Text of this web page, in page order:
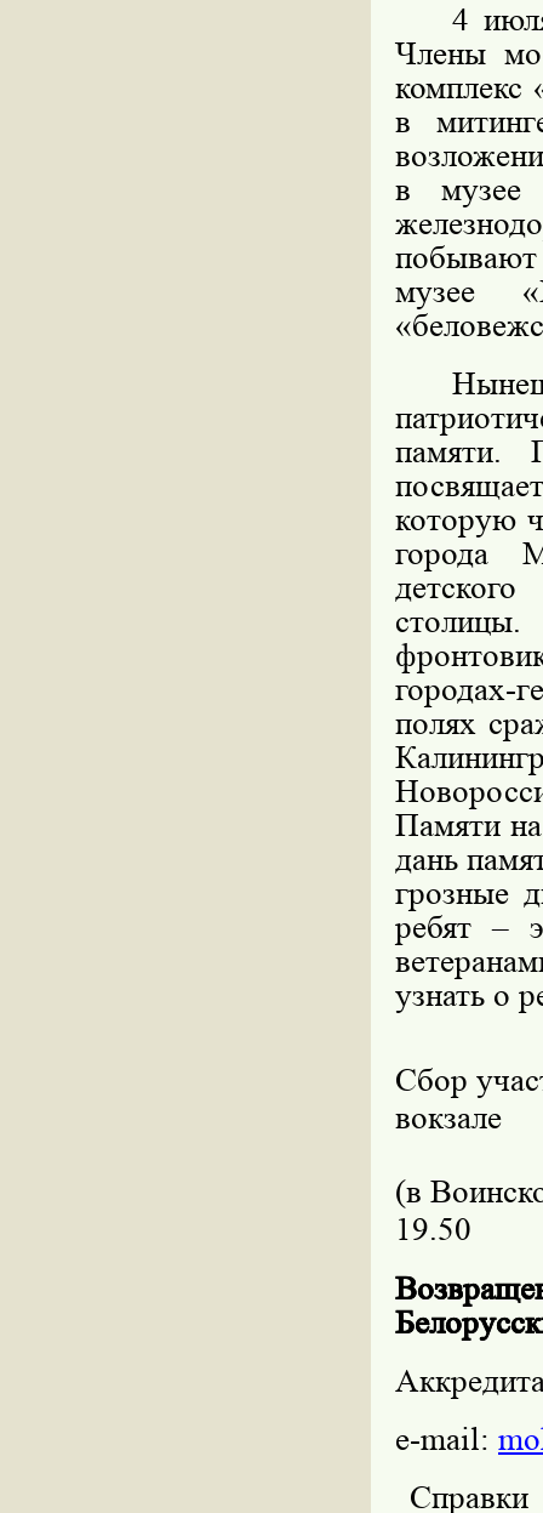
4
Члены
комплекс
в
в музее
музее
памяти.
которую
города
городах-
полях
Памяти
дань
грозные
ребят –
узнать о
Сбор
вокзале
(в
19.50
e-mail: